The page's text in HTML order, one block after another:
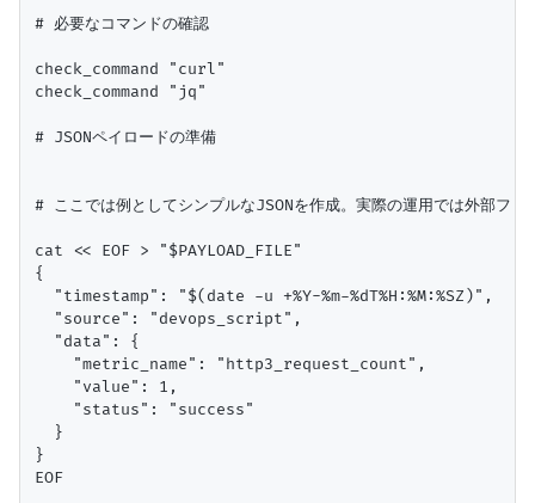
# 必要なコマンドの確認
check_command "curl"
check_command "jq"
# JSONペイロードの準備
# ここでは例としてシンプルなJSONを作成。実際の運用では外部ファ
cat << EOF > "$PAYLOAD_FILE"
{
  "timestamp": "$(date -u +%Y-%m-%dT%H:%M:%SZ)",
  "source": "devops_script",
  "data": {
    "metric_name": "http3_request_count",
    "value": 1,
    "status": "success"
  }
}
EOF